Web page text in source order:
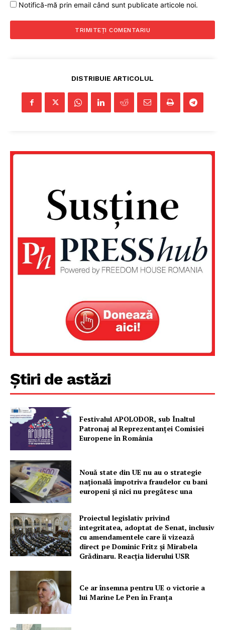
Notifică-mă prin email când sunt publicate articole noi.
DISTRIBUIE ARTICOLUL
Știri de astăzi
Festivalul APOLODOR, sub Înaltul
Patronaj al Reprezentanței Comisiei
Europene în România
Nouă state din UE nu au o strategie
națională împotriva fraudelor cu bani
europeni și nici nu pregătesc una
Proiectul legislativ privind
integritatea, adoptat de Senat, inclusiv
cu amendamentele care îi vizează
direct pe Dominic Fritz și Mirabela
Grădinaru. Reacția liderului USR
Ce ar însemna pentru UE o victorie a
lui Marine Le Pen în Franța